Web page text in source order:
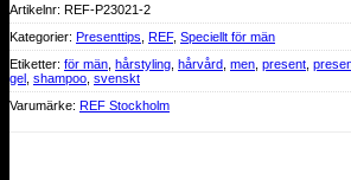
Artikelnr: REF-P23021-2
Kategorier: Presenttips REF, Speciellt för män
Etiketter: för män hårstyling hårvård men present
gel shampoo svenskt
Varumärke: REF Stockholm